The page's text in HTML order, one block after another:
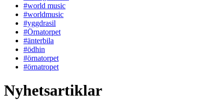
#world music
#worldmusic
#yggdrasil
#Örnatorpet
#änterbila
#ödhin
#örnatorpet
#örnatropet
Nyhetsartiklar